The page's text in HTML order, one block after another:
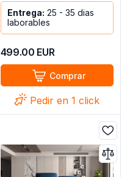
Entrega: 25 - 35 dias
laborables
499.00 EUR
Comprar
Pedir en 1 click